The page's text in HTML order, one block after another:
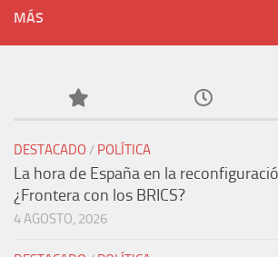
MÁS
DESTACADO / POLÍTICA
La hora de España en la
¿Frontera con los BRICS?
4 AGOSTO, 2026